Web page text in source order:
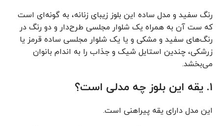
رنگ سفید و مدل ساده این بلوز زیبای زنانه، به گونه‌ای است
که ست آن به همراه یک شلوار مجلسی طرح‌دار و دو رنگ در
رنگ‌های سفید و مشکی و یا یک شلوار مجلسی ساده قرمز یا
زرشکی، چندین استایل شیک و جذاب را به اندام بانوان
می‌بخشد.
۱. یقه این بلوز چه مدلی است؟
این مدل دارای یقه پیراهنی است.